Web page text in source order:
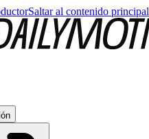
Saltar al contenido principal